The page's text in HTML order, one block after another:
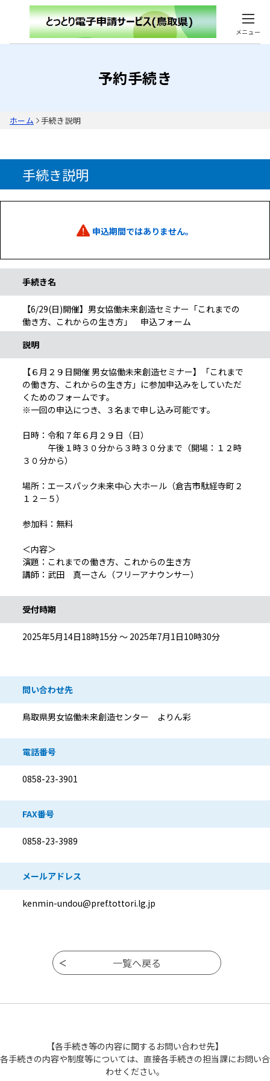
メニュー
予約手続き
ホーム 手続き説明
手続き説明
申込期間ではありません。
手続き名
【6/29(日)開催】男女協働未来創造セミナー「これまでの
働き方、これからの生き方」 申込フォーム
説明
【６月２９日開催 男女協働未来創造セミナー】「これまで
の働き方、これからの生き方」に参加申込みをしていただ
くためのフォームです。
※一回の申込につき、３名まで申し込み可能です。
日時：令和７年６月２９日（日）
午後１時３０分から３時３０分まで（開場：１２時
３０分から）
場所：エースパック未来中心 大ホール（倉吉市駄経寺町２
１２－５）
参加料：無料
＜内容＞
演題：これまでの働き方、これからの生き方
講師：武田 真一さん（フリーアナウンサー）
受付時期
2025年5月14日18時15分 ～ 2025年7月1日10時30分
問い合わせ先
鳥取県男女協働未来創造センター よりん彩
電話番号
0858-23-3901
FAX番号
0858-23-3989
メールアドレス
kenmin-undou@pref.tottori.lg.jp
【各手続き等の内容に関するお問い合わせ先】
各手続きの内容や制度等については、直接各手続きの担当課にお問い合
わせください。